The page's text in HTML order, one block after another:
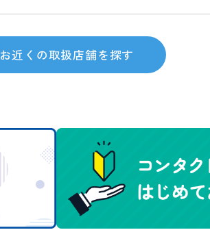
お近くの取扱店舗を探す